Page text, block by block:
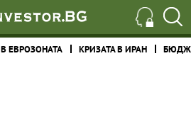
ЕВРОЗОНАТА КРИЗАТА В ИРАН